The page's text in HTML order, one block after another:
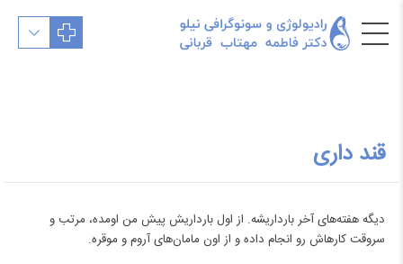
قند داری
دیگه هفته‌های آخر بارداریشه. از اول بارداریش پیش من اومده، مرتب و
سروقت کارهاش رو انجام داده و‌ از اون مامان‌های آروم و موقره.